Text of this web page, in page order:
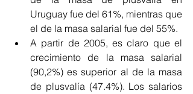
Uruguay fue del 61%, mientras que
A partir de 2005, es claro que el
crecimiento de la masa salarial
(90,2%) es superior al de la masa
de plusvalía (47.4%). Los salarios